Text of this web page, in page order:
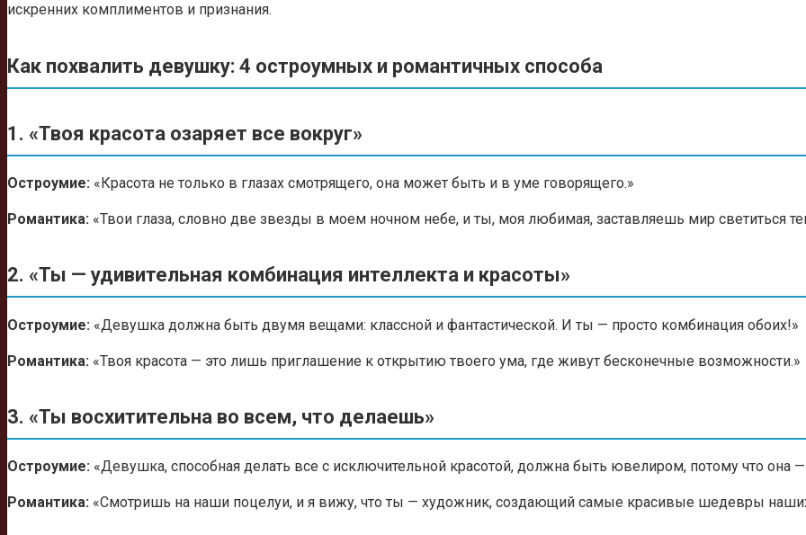
искренних комплиментов и признания.
Как похвалить девушку: 4 остроумных и романтичных способа
1. «Твоя красота озаряет все вокруг»
Остроумие: «Красота не только в глазах смотрящего, она может быть и в уме говорящего.»
Романтика: «Твои глаза, словно две звезды в моем ночном небе, и ты, моя любимая, заставляешь мир светиться
2. «Ты — удивительная комбинация интеллекта и красоты»
Остроумие: «Девушка должна быть двумя вещами: классной и фантастической. И ты — просто комбинация обоих!»
Романтика: «Твоя красота — это лишь приглашение к открытию твоего ума, где живут бесконечные возможности.»
3. «Ты восхитительна во всем, что делаешь»
Остроумие: «Девушка, способная делать все с исключительной красотой, должна быть ювелиром, потому что она
Романтика: «Смотришь на наши поцелуи, и я вижу, что ты — художник, создающий самые красивые шедевры